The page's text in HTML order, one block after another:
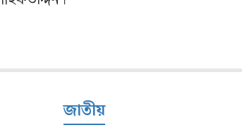
জাতীয়